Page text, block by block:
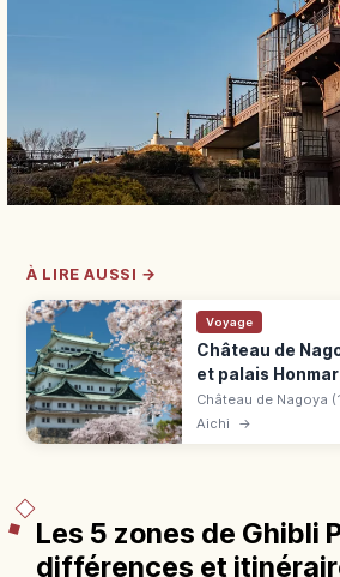
À LIRE AUSSI →
Voyage
Château de
et palais
Château de Nagoya
sur les toits, palais
Aichi →
Les 5 zones de Ghibli
différences et